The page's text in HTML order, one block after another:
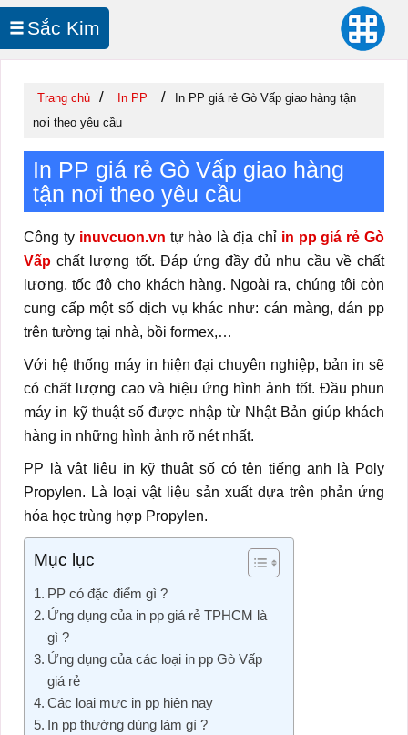
In UV Cuộn
Sắc Kim
Trang chủ / In PP /
In PP giá rẻ Gò Vấp giao hàng tận
nơi theo yêu cầu
In PP giá rẻ Gò Vấp giao hàng
tận nơi theo yêu cầu
Công ty inuvcuon.vn tự hào là địa chỉ in pp giá rẻ Gò
Vấp chất lượng tốt. Đáp ứng đầy đủ nhu cầu về chất
lượng, tốc độ cho khách hàng. Ngoài ra, chúng tôi còn
cung cấp một số dịch vụ khác như: cán màng, dán pp
trên tường tại nhà, bồi formex,…
Với hệ thống máy in hiện đại chuyên nghiệp, bản in sẽ
có chất lượng cao và hiệu ứng hình ảnh tốt. Đầu phun
máy in kỹ thuật số được nhập từ Nhật Bản giúp khách
hàng in những hình ảnh rõ nét nhất.
PP là vật liệu in kỹ thuật số có tên tiếng anh là Poly
Propylen. Là loại vật liệu sản xuất dựa trên phản ứng
hóa học trùng hợp Propylen.
Mục lục
PP có đặc điểm gì ?
Ứng dụng của in pp giá rẻ TPHCM là
gì ?
Ứng dụng của các loại in pp Gò Vấp
giá rẻ
Các loại mực in pp hiện nay
In pp thường dùng làm gì ?